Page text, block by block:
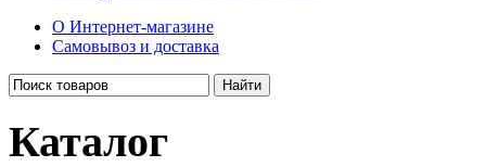
О Интернет-магазине
Самовывоз и доставка
Каталог